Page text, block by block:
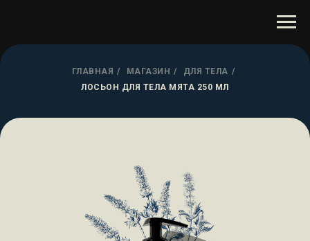
ГЛАВНАЯ / МАГАЗИН / ДЛЯ ТЕЛА /
ЛОСЬОН ДЛЯ ТЕЛА МЯТА 250 МЛ